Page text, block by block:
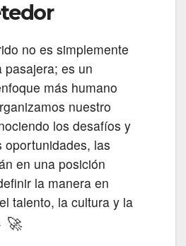
no es simplemente
pasajera; es un
más humano
nuestro
los desafíos y
oportunidades, las
en una posición
la manera en
talento, la cultura y la
🚀